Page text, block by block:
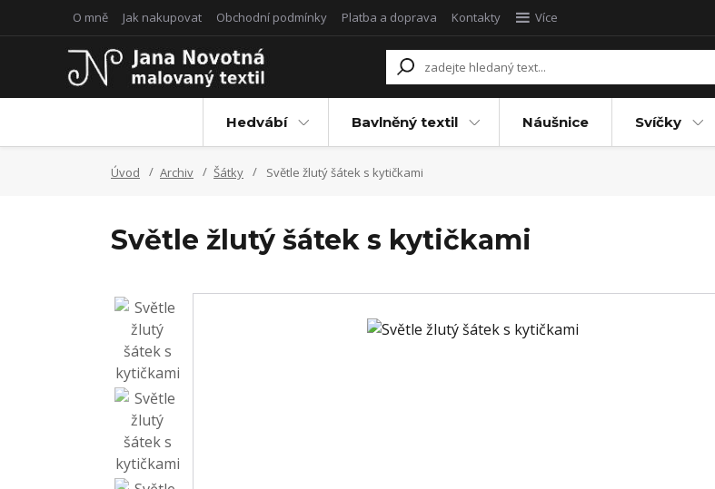
O mně Jak nakupovat Obchodní podmínky Platba a doprava Kontakty Více
Hedvábí Bavlněný textil Náušnice Svíčky
Úvod Archiv Šátky Světle žlutý šátek s kytičkami
Světle žlutý šátek s kytičkami